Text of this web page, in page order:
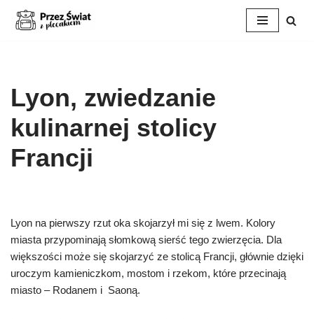
Lyon, zwiedzanie
kulinarnej stolicy
Francji
Lyon na pierwszy rzut oka skojarzył mi się z lwem. Kolory
miasta przypominają słomkową sierść tego zwierzęcia. Dla
większości może się skojarzyć ze stolicą Francji, głównie dzięki
uroczym kamieniczkom, mostom i rzekom, które przecinają
miasto – Rodanem i Saoną.